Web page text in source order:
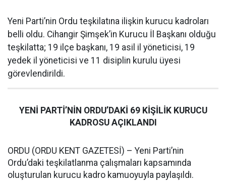
Yeni Parti’nin Ordu teşkilatına ilişkin kurucu kadroları
belli oldu. Cihangir Şimşek’in Kurucu İl Başkanı olduğu
teşkilatta; 19 ilçe başkanı, 19 asil il yöneticisi, 19
yedek il yöneticisi ve 11 disiplin kurulu üyesi
görevlendirildi.
YENİ PARTİ’NİN ORDU’DAKİ 69 KİŞİLİK KURUCU
KADROSU AÇIKLANDI
ORDU (ORDU KENT GAZETESİ) – Yeni Parti’nin
Ordu’daki teşkilatlanma çalışmaları kapsamında
oluşturulan kurucu kadro kamuoyuyla paylaşıldı.